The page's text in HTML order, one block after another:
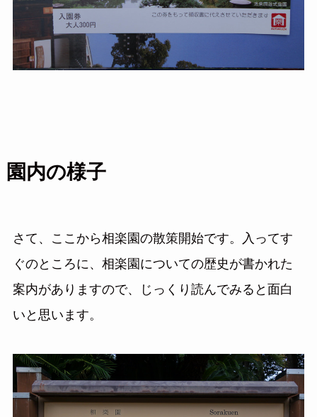
園内の様子
さて、ここから相楽園の散策開始です。入ってす
ぐのところに、相楽園についての歴史が書かれた
案内がありますので、じっくり読んでみると面白
いと思います。